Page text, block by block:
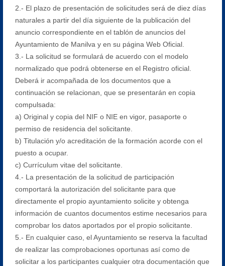
2.- El plazo de presentación de solicitudes será de diez días
naturales a partir del día siguiente de la publicación del
anuncio correspondiente en el tablón de anuncios del
Ayuntamiento de Manilva y en su página Web Oficial.
3.- La solicitud se formulará de acuerdo con el modelo
normalizado que podrá obtenerse en el Registro oficial.
Deberá ir acompañada de los documentos que a
continuación se relacionan, que se presentarán en copia
compulsada:
a) Original y copia del NIF o NIE en vigor, pasaporte o
permiso de residencia del solicitante.
b) Titulación y/o acreditación de la formación acorde con el
puesto a ocupar.
c) Currículum vitae del solicitante.
4.- La presentación de la solicitud de participación
comportará la autorización del solicitante para que
directamente el propio ayuntamiento solicite y obtenga
información de cuantos documentos estime necesarios para
comprobar los datos aportados por el propio solicitante.
5.- En cualquier caso, el Ayuntamiento se reserva la facultad
de realizar las comprobaciones oportunas así como de
solicitar a los participantes cualquier otra documentación que